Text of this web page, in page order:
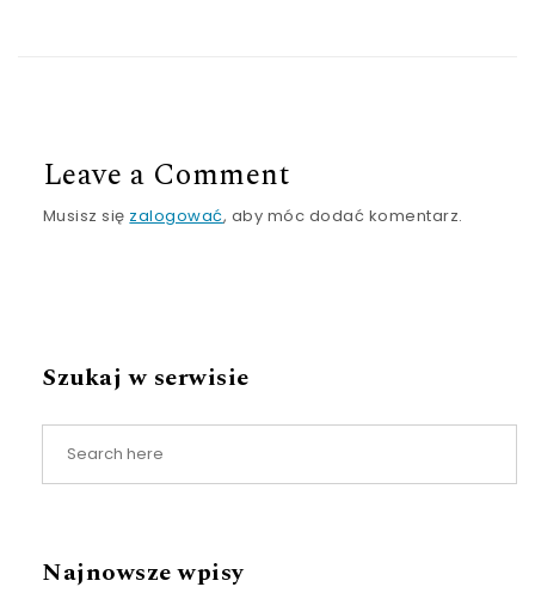
Leave a Comment
Musisz się zalogować, aby móc dodać komentarz.
Szukaj w serwisie
Najnowsze wpisy